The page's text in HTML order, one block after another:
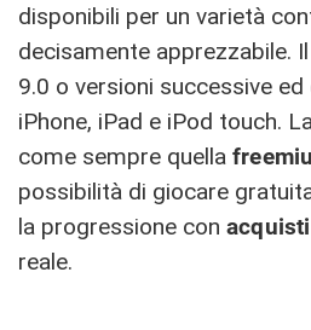
disponibili per un varietà
decisamente apprezzabile.
9.0 o versioni successive
iPhone, iPad e iPod touch.
come sempre quella
possibilità di giocare
la progressione con
reale.